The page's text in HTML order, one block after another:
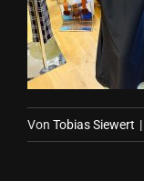
Von Tobias Siewert |